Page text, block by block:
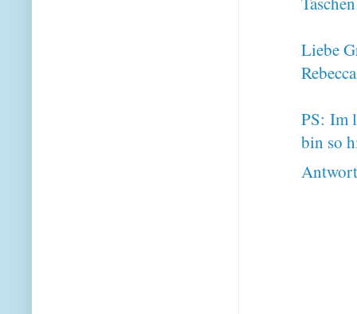
Liebe
Rebecca
PS: Im
bin so